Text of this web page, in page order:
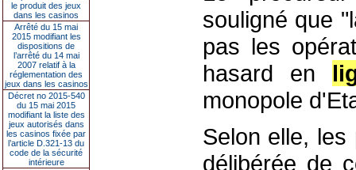
le produit des jeux
dans les casinos
Arrêté du 15 mai
2015 modifiant les
dispositions de
l’arrêté du 14 mai
2007 relatif à la
réglementation des
jeux dans les casinos
Décret no 2015-540
du 15 mai 2015
modifiant la liste des
jeux autorisés dans
les casinos fixée par
l’article D.321-13 du
code de la sécurité
intérieure
souligné que
pas les
hasard en
monopole
Selon elle,
délibérée de